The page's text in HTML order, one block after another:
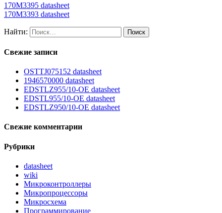
170M3395 datasheet
170M3393 datasheet
Найти:
Свежие записи
OSTTJ075152 datasheet
1946570000 datasheet
EDSTLZ955/10-OE datasheet
EDSTL955/10-OE datasheet
EDSTLZ950/10-OE datasheet
Свежие комментарии
Рубрики
datasheet
wiki
Микроконтроллеры
Микропроцессоры
Микросхема
Программирование